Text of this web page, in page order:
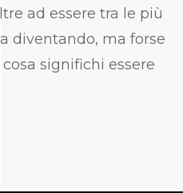
ad essere tra le più
diventando, ma forse
significhi essere